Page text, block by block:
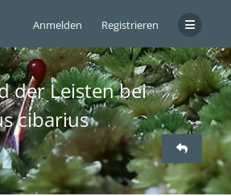
Anmelden Registrieren
der Leisten bei
cibarius